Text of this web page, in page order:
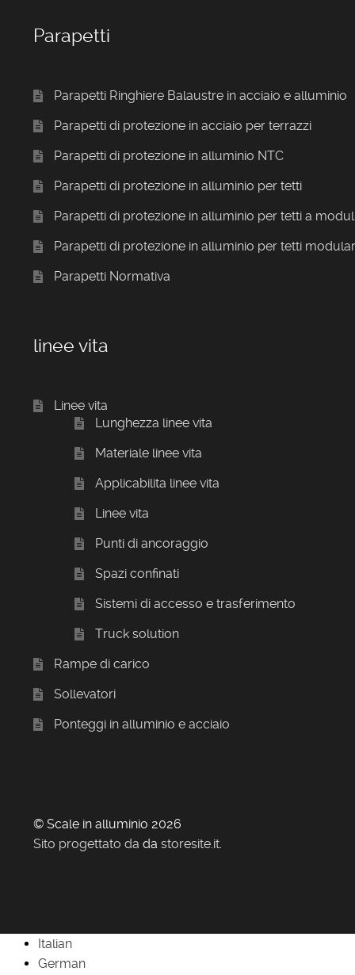
Parapetti
Parapetti Ringhiere Balaustre in acciaio e alluminio
Parapetti di protezione in acciaio per terrazzi
Parapetti di protezione in alluminio NTC
Parapetti di protezione in alluminio per tetti
Parapetti di protezione in alluminio per tetti a
Parapetti di protezione in alluminio per tetti
Parapetti Normativa
linee vita
Linee vita
Lunghezza linee vita
Materiale linee vita
Applicabilita linee vita
Linee vita
Punti di ancoraggio
Spazi confinati
Sistemi di accesso e trasferimento
Truck solution
Rampe di carico
Sollevatori
Ponteggi in alluminio e acciaio
© Scale in alluminio 2026
Sito progettato da da storesite.it.
Italian
German